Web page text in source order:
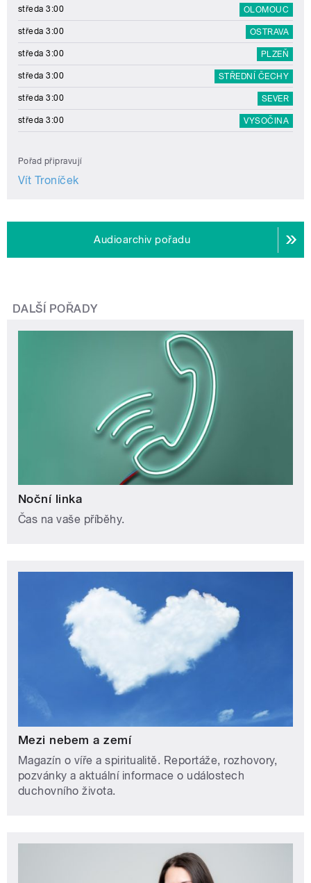
středa 3:00 OLOMOUC
středa 3:00 OSTRAVA
středa 3:00 PLZEŇ
středa 3:00 STŘEDNÍ ČECHY
středa 3:00 SEVER
středa 3:00 VYSOČINA
Pořad připravují
Vít Troníček
Audioarchiv pořadu
DALŠÍ POŘADY
Noční linka
Čas na vaše příběhy.
Mezi nebem a zemí
Magazín o víře a spiritualitě. Reportáže, rozhovory,
pozvánky a aktuální informace o událostech
duchovního života.